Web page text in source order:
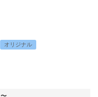
オリジナル